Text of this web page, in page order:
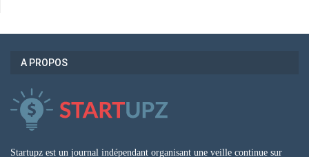
A PROPOS
Startupz est un journal indépendant organisant une veille continue sur